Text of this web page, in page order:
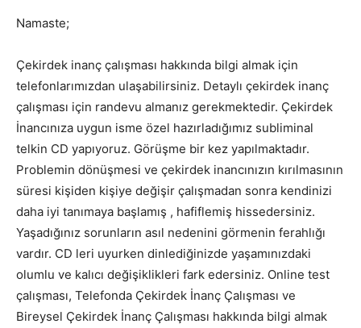
Namaste;
Çekirdek inanç çalışması hakkında bilgi almak için
telefonlarımızdan ulaşabilirsiniz. Detaylı çekirdek inanç
çalışması için randevu almanız gerekmektedir. Çekirdek
İnancınıza uygun isme özel hazırladığımız subliminal
telkin CD yapıyoruz. Görüşme bir kez yapılmaktadır.
Problemin dönüşmesi ve çekirdek inancınızın kırılmasının
süresi kişiden kişiye değişir çalışmadan sonra kendinizi
daha iyi tanımaya başlamış , hafiflemiş hissedersiniz.
Yaşadığınız sorunların asıl nedenini görmenin ferahlığı
vardır. CD leri uyurken dinlediğinizde yaşamınızdaki
olumlu ve kalıcı değişiklikleri fark edersiniz. Online test
çalışması, Telefonda Çekirdek İnanç Çalışması ve
Bireysel Çekirdek İnanç Çalışması hakkında bilgi almak